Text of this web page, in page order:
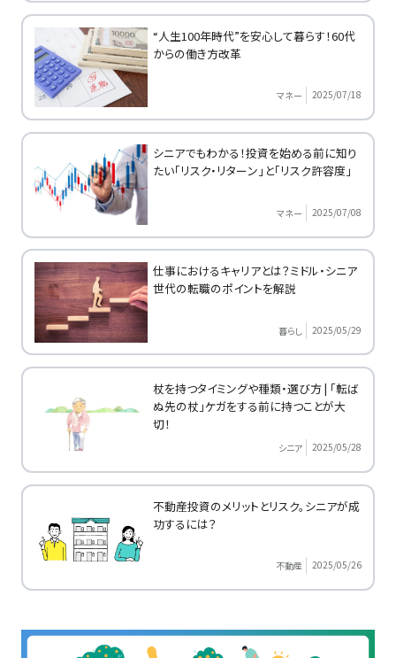
“人生100年時代”を安心して暮らす！60代
からの働き方改革
マネー 2025/07/18
シニアでもわかる！投資を始める前に知り
たい「リスク・リターン」と「リスク許容度」
マネー 2025/07/08
仕事におけるキャリアとは？ミドル・シニア
世代の転職のポイントを解説
暮らし 2025/05/29
杖を持つタイミングや種類・選び方 | 「転ば
ぬ先の杖」ケガをする前に持つことが大
切！
シニア 2025/05/28
不動産投資のメリットとリスク。シニアが成
功するには？
不動産 2025/05/26